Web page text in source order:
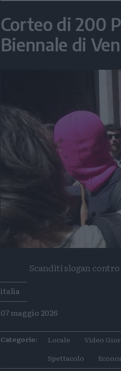
Corteo di 200
Biennale di
Scanditi slogan
Tags
italia
07 maggio 2026
Categorie: Locale Video
Spettacolo